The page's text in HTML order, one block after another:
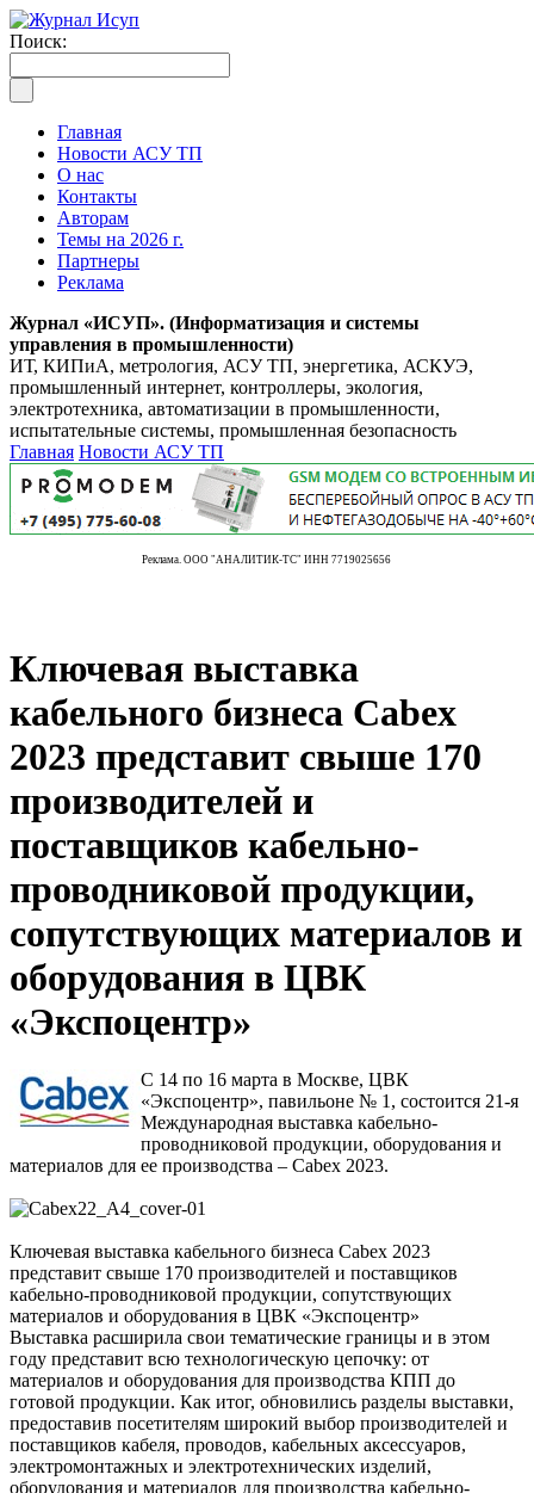
Поиск:
Главная
Новости АСУ ТП
О нас
Контакты
Авторам
Темы на 2026 г.
Партнеры
Реклама
Журнал «ИСУП». (Информатизация и системы
управления в промышленности)
ИТ, КИПиА, метрология, АСУ ТП, энергетика, АСКУЭ,
промышленный интернет, контроллеры, экология,
электротехника, автоматизации в промышленности,
испытательные системы, промышленная безопасность
Главная Новости АСУ ТП
Реклама. ООО "АНАЛИТИК-ТС" ИНН 7719025656
Ключевая выставка
кабельного бизнеса Cabex
2023 представит свыше 170
производителей и
поставщиков кабельно-
проводниковой продукции,
сопутствующих материалов и
оборудования в ЦВК
«Экспоцентр»
С 14 по 16 марта в Москве, ЦВК
«Экспоцентр», павильоне № 1, состоится 21-я
Международная выставка кабельно-
проводниковой продукции, оборудования и
материалов для ее производства – Cabex 2023.
Ключевая выставка кабельного бизнеса Cabex 2023
представит свыше 170 производителей и поставщиков
кабельно-проводниковой продукции, сопутствующих
материалов и оборудования в ЦВК «Экспоцентр»
Выставка расширила свои тематические границы и в этом
году представит всю технологическую цепочку: от
материалов и оборудования для производства КПП до
готовой продукции. Как итог, обновились разделы выставки,
предоставив посетителям широкий выбор производителей и
поставщиков кабеля, проводов, кабельных аксессуаров,
электромонтажных и электротехнических изделий,
оборудования и материалов для производства кабельно-